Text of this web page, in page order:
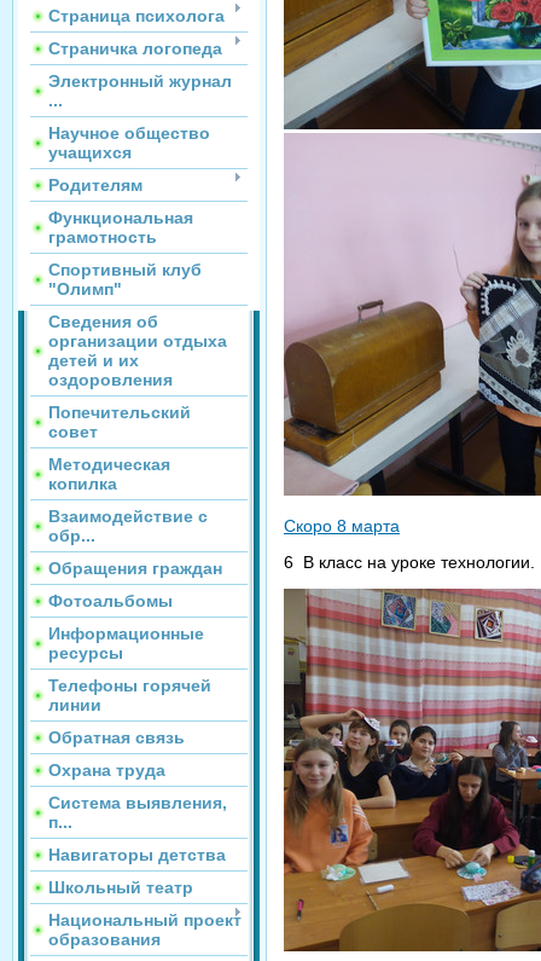
Страница психолога
Страничка логопеда
Электронный журнал
...
Научное общество
учащихся
Родителям
Функциональная
грамотность
Спортивный клуб
"Олимп"
Сведения об
организации отдыха
детей и их
оздоровления
Попечительский
совет
Методическая
копилка
Взаимодействие с
обр...
Обращения граждан
Фотоальбомы
Информационные
ресурсы
Телефоны горячей
линии
Обратная связь
Охрана труда
Система выявления,
п...
Навигаторы детства
Школьный театр
Национальный проект
образования
Скоро 8 марта
6 В класс на уроке